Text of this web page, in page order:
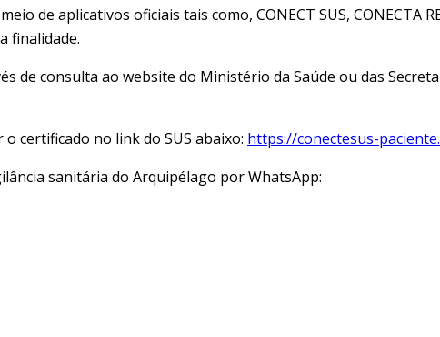
de aplicativos oficiais tais como, CONECT SUS, CONECTA
finalidade.
de consulta ao website do Ministério da Saúde ou das
certificado no link do SUS abaixo: https://conectesus-
sanitária do Arquipélago por WhatsApp: